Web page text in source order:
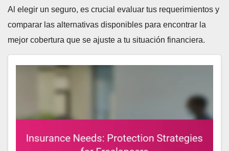
Al elegir un seguro, es crucial evaluar tus requerimientos y
comparar las alternativas disponibles para encontrar la
mejor cobertura que se ajuste a tu situación financiera.